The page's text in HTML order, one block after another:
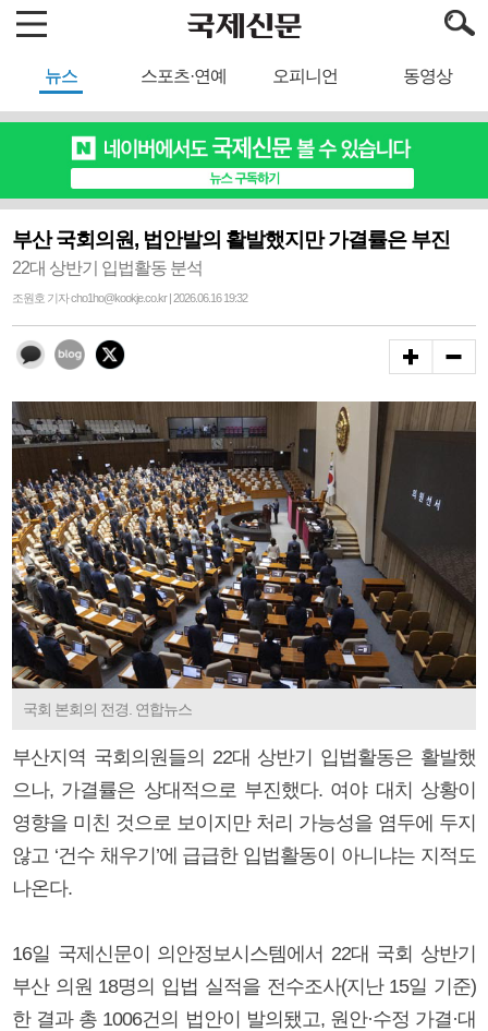
뉴스 스포츠·연예 오피니언 동영상
부산 국회의원, 법안발의 활발했지만 가결률은 부진
22대 상반기 입법활동 분석
조원호 기자 cho1ho@kookje.co.kr | 2026.06.16 19:32
국회 본회의 전경. 연합뉴스
부산지역 국회의원들의 22대 상반기 입법활동은 활발했
으나, 가결률은 상대적으로 부진했다. 여야 대치 상황이
영향을 미친 것으로 보이지만 처리 가능성을 염두에 두지
않고 ‘건수 채우기’에 급급한 입법활동이 아니냐는 지적도
나온다.
16일 국제신문이 의안정보시스템에서 22대 국회 상반기
부산 의원 18명의 입법 실적을 전수조사(지난 15일 기준)
한 결과 총 1006건의 법안이 발의됐고, 원안·수정 가결·대